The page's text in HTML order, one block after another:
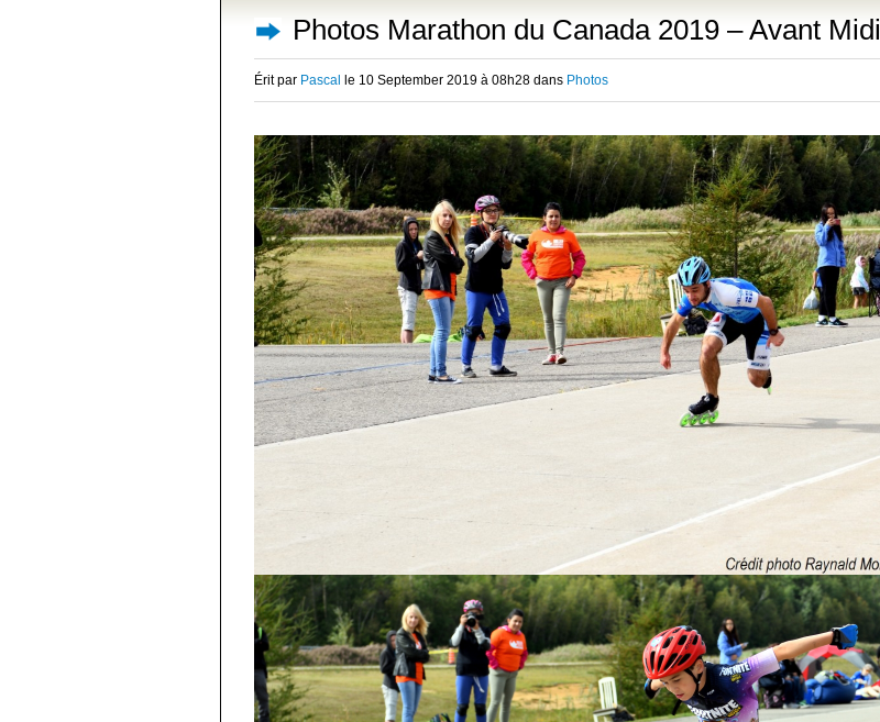
Photos Marathon du Canada 2019 – Avant Midi
Érit par Pascal le 10 September 2019 à 08h28 dans Photos